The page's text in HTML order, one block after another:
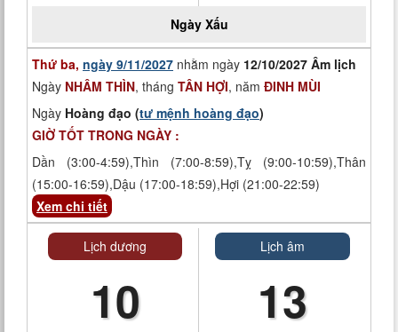
Ngày Xấu
Thứ ba, ngày 9/11/2027 nhằm ngày 12/10/2027 Âm lịch
Ngày NHÂM THÌN, tháng TÂN HỢI, năm ĐINH MÙI
Ngày Hoàng đạo (tư mệnh hoàng đạo)
GIỜ TỐT TRONG NGÀY :
Dần (3:00-4:59),Thìn (7:00-8:59),Tỵ (9:00-10:59),Thân
(15:00-16:59),Dậu (17:00-18:59),Hợi (21:00-22:59)
Xem chi tiết
Lịch dương
10
Lịch âm
13